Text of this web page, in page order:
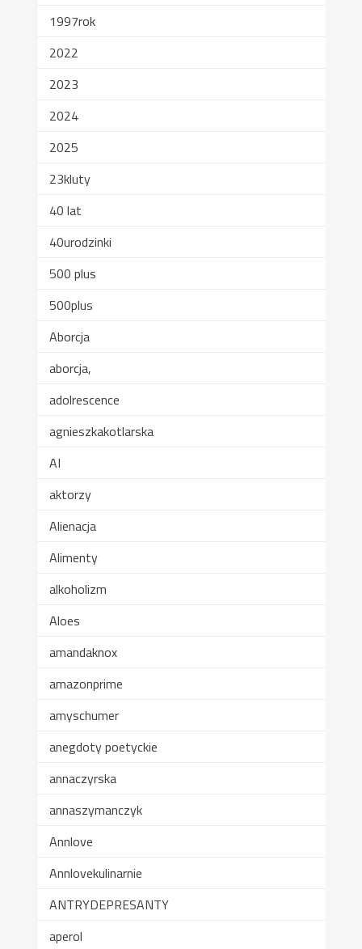
1997rok
2022
2023
2024
2025
23kluty
40 lat
40urodzinki
500 plus
500plus
Aborcja
aborcja,
adolrescence
agnieszkakotlarska
AI
aktorzy
Alienacja
Alimenty
alkoholizm
Aloes
amandaknox
amazonprime
amyschumer
anegdoty poetyckie
annaczyrska
annaszymanczyk
Annlove
Annlovekulinarnie
ANTRYDEPRESANTY
aperol